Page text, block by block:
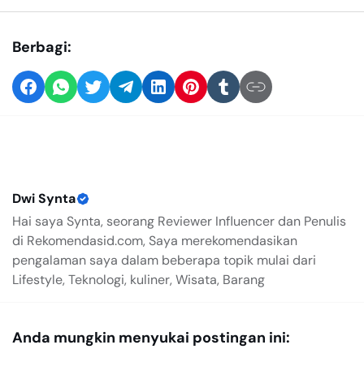
Berbagi:
Dwi Synta
Hai saya Synta, seorang Reviewer Influencer dan Penulis
di Rekomendasid.com, Saya merekomendasikan
pengalaman saya dalam beberapa topik mulai dari
Lifestyle, Teknologi, kuliner, Wisata, Barang
Anda mungkin menyukai postingan ini: